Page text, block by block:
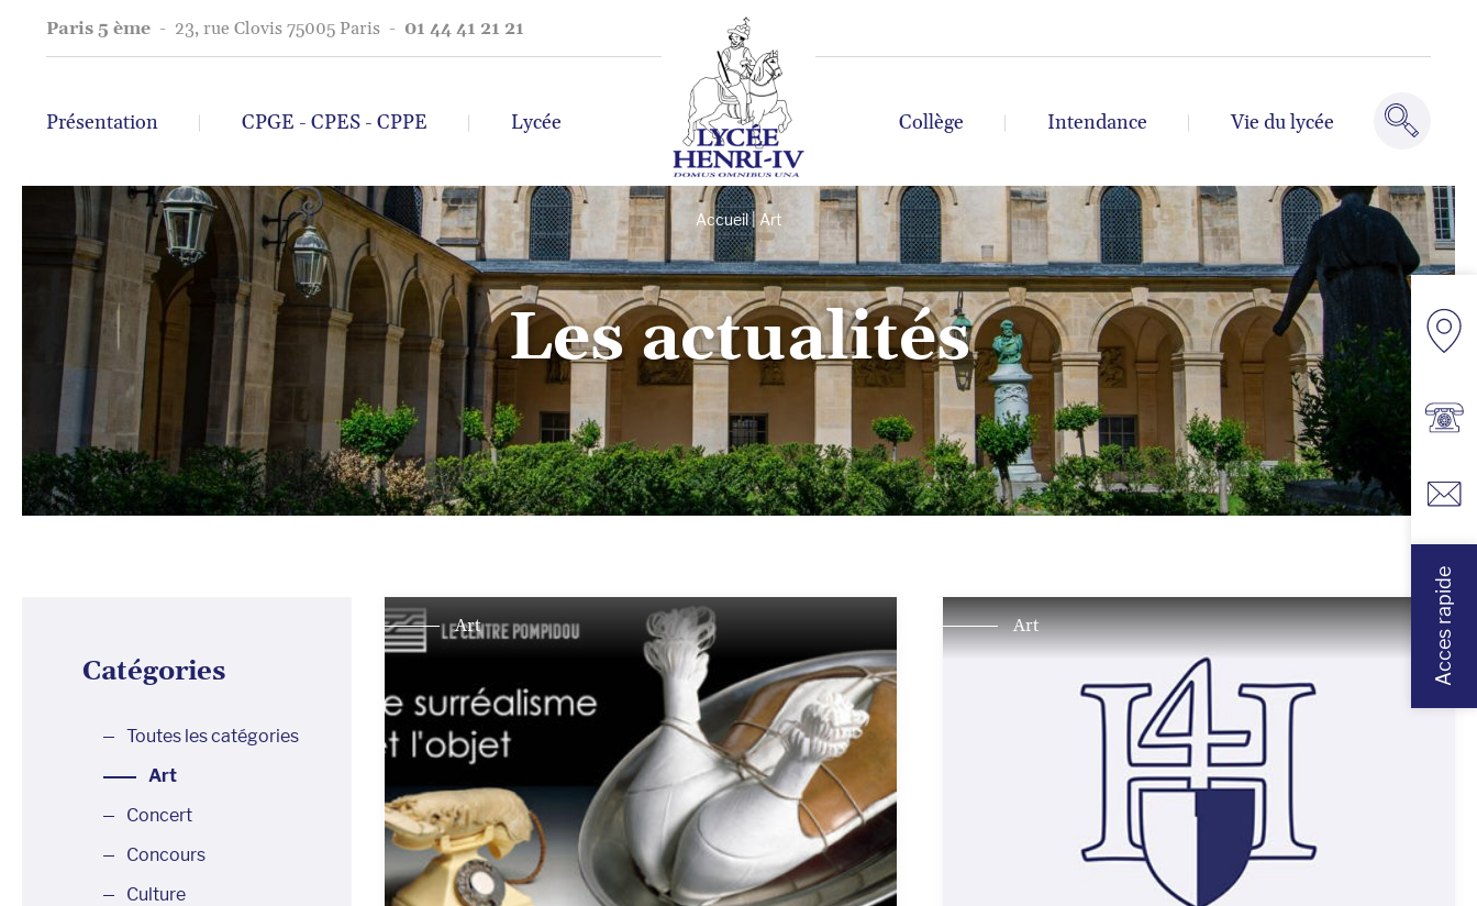
Paris 5 ème - 23, rue Clovis 75005 Paris - 01 44 41 21 21
Présentation CPGE - CPES - CPPE Lycée Vie du lycée
Intendance
Collège
Accueil| Art
Les actualités
Catégories
Toutes les catégories
Art
Concert
Concours
Culture
Art Art Acces rapide